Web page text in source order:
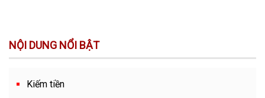
NỘI DUNG NỔI BẬT
Kiếm tiền